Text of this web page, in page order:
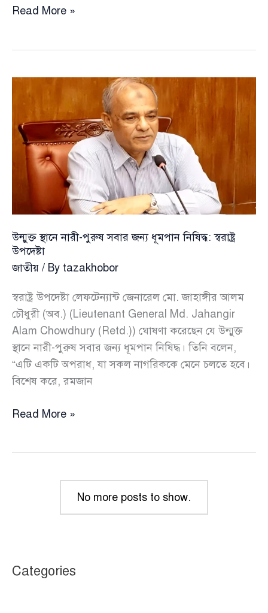
রাষ্ট্রদ্রোহ
ও
নাসিম
Read More »
উন্মুক্ত স্থানে নারী-পুরুষ সবার জন্য ধূমপান নিষিদ্ধ: স্বরাষ্ট্র
উপদেষ্টা
জাতীয় / By tazakhobor
স্বরাষ্ট্র উপদেষ্টা লেফটেন্যান্ট জেনারেল মো. জাহাঙ্গীর আলম
চৌধুরী (অব.) (Lieutenant General Md. Jahangir
Alam Chowdhury (Retd.)) ঘোষণা করেছেন যে উন্মুক্ত
স্থানে নারী-পুরুষ সবার জন্য ধূমপান নিষিদ্ধ। তিনি বলেন,
“এটি একটি অপরাধ, যা সকল নাগরিককে মেনে চলতে হবে।
বিশেষ করে, রমজান
উন্মুক্ত
উপদেষ্টা
Read More »
No more posts to show.
Categories